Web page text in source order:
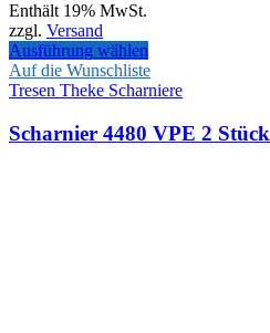
Enthält 19% MwSt.
zzgl. Versand
Ausführung wählen
Auf die Wunschliste
Tresen Theke Scharniere
Scharnier 4480 VPE 2 Stück